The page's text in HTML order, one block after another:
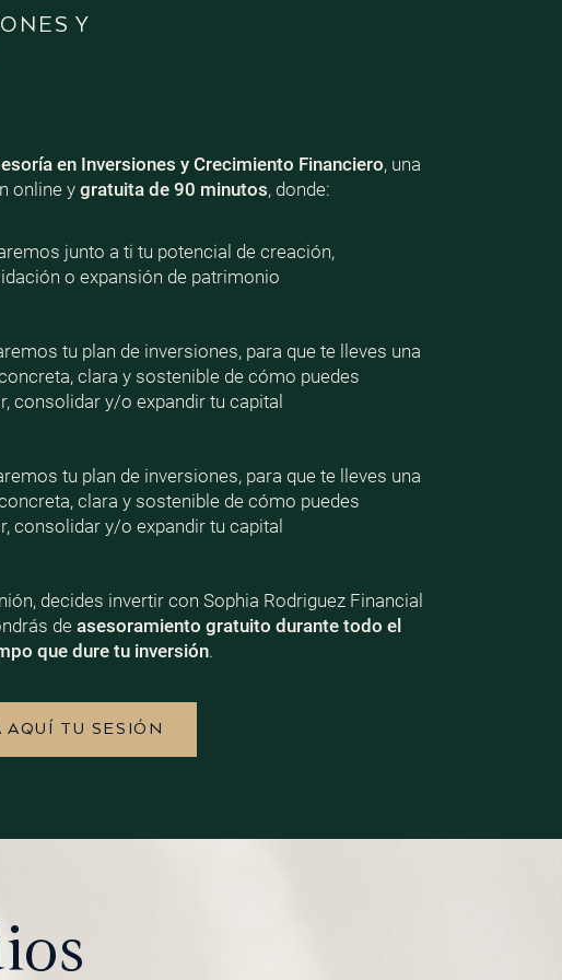
Y
en Inversiones y Crecimiento Financiero, una
online ygratuita de 90 minutos, donde:
junto a ti tu potencial de creación,
o expansión de patrimonio
tu plan de inversiones, para que te lleves una
clara y sostenible de cómo puedes
consolidar y/o expandir tu capital
tu plan de inversiones, para que te lleves una
clara y sostenible de cómo puedes
consolidar y/o expandir tu capital
decides invertir con Sophia Rodriguez Financial
deasesoramiento gratuito durante todo el
que dure tu inversión.
AQUÍ TU SESIÓN